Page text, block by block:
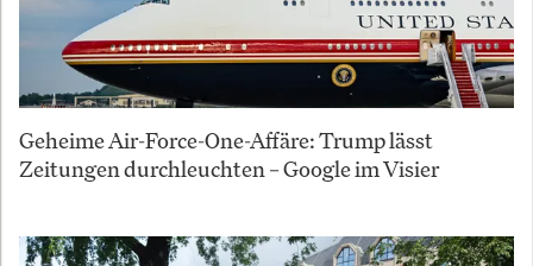
Geheime Air-Force-One-Affäre: Trump lässt
Zeitungen durchleuchten – Google im Visier